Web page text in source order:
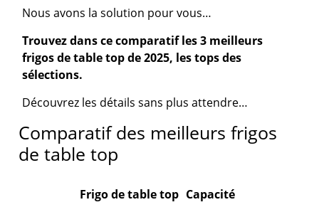
Nous avons la solution pour vous…
Trouvez dans ce comparatif les 3 meilleurs
frigos de table top de 2025, les tops des
sélections.
Découvrez les détails sans plus attendre…
Comparatif des meilleurs frigos
de table top
Frigo de table top Capacité